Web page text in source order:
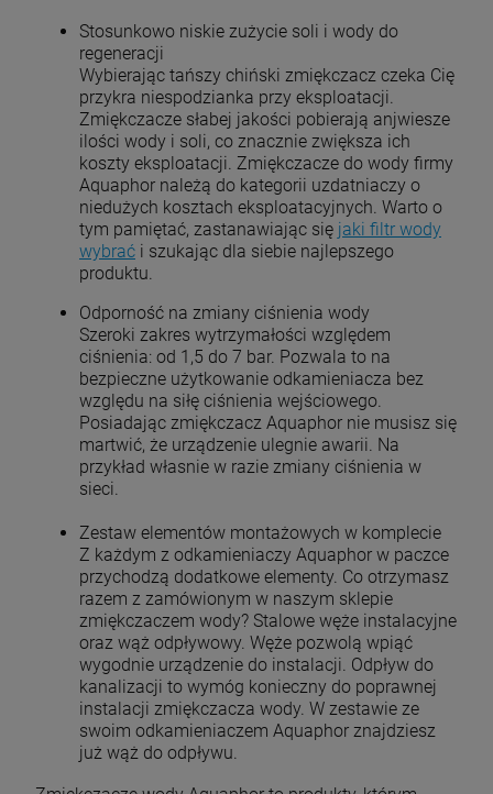
Stosunkowo niskie zużycie soli i wody do
regeneracji
Wybierając tańszy chiński zmiękczacz czeka Cię
przykra niespodzianka przy eksploatacji.
Zmiękczacze słabej jakości pobierają anjwiesze
ilości wody i soli, co znacznie zwiększa ich
koszty eksploatacji. Zmiękczacze do wody firmy
Aquaphor należą do kategorii uzdatniaczy o
niedużych kosztach eksploatacyjnych. Warto o
tym pamiętać, zastanawiając się jaki filtr wody
wybrać i szukając dla siebie najlepszego
produktu.
Odporność na zmiany ciśnienia wody
Szeroki zakres wytrzymałości względem
ciśnienia: od 1,5 do 7 bar. Pozwala to na
bezpieczne użytkowanie odkamieniacza bez
względu na siłę ciśnienia wejściowego.
Posiadając zmiękczacz Aquaphor nie musisz się
martwić, że urządzenie ulegnie awarii. Na
przykład własnie w razie zmiany ciśnienia w
sieci.
Zestaw elementów montażowych w komplecie
Z każdym z odkamieniaczy Aquaphor w paczce
przychodzą dodatkowe elementy. Co otrzymasz
razem z zamówionym w naszym sklepie
zmiękczaczem wody? Stalowe węże instalacyjne
oraz wąż odpływowy. Węże pozwolą wpiąć
wygodnie urządzenie do instalacji. Odpływ do
kanalizacji to wymóg konieczny do poprawnej
instalacji zmiękczacza wody. W zestawie ze
swoim odkamieniaczem Aquaphor znajdziesz
już wąż do odpływu.